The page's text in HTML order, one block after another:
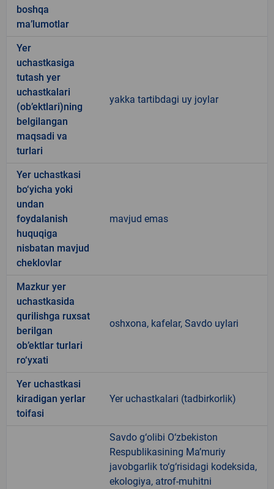
boshqa
ma’lumotlar
Yer
uchastkasiga
tutash yer
uchastkalari
(ob’ektlari)ning
belgilangan
maqsadi va
turlari
yakka tartibdagi uy joylar
Yer uchastkasi
bo‘yicha yoki
undan
foydalanish
huquqiga
nisbatan mavjud
cheklovlar
mavjud emas
Mazkur yer
uchastkasida
qurilishga ruxsat
berilgan
ob’ektlar turlari
ro‘yxati
oshxona, kafelar, Savdo uylari
Yer uchastkasi
kiradigan yerlar
toifasi
Yer uchastkalari (tadbirkorlik)
Savdo g‘olibi O‘zbekiston
Respublikasining Ma’muriy
javobgarlik to‘g‘risidagi kodeksida,
ekologiya, atrof-muhitni